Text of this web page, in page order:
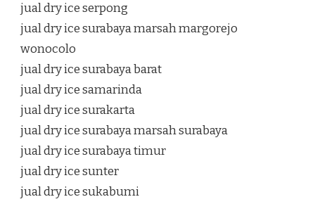
jual dry ice serpong
jual dry ice surabaya marsah margorejo
wonocolo
jual dry ice surabaya barat
jual dry ice samarinda
jual dry ice surakarta
jual dry ice surabaya marsah surabaya
jual dry ice surabaya timur
jual dry ice sunter
jual dry ice sukabumi